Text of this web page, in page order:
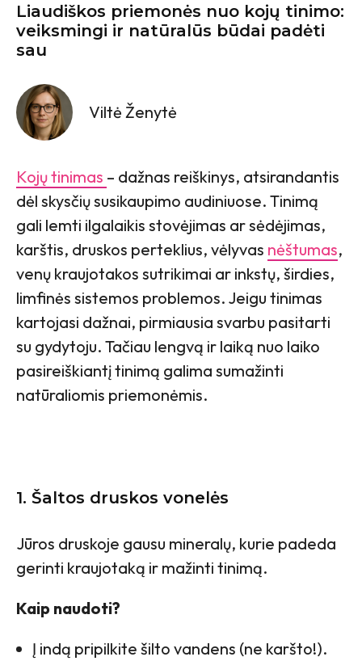
Liaudiškos priemonės nuo kojų tinimo:
veiksmingi ir natūralūs būdai padėti
sau
Viltė Ženytė
Kojų tinimas – dažnas reiškinys, atsirandantis
dėl skysčių susikaupimo audiniuose. Tinimą
gali lemti ilgalaikis stovėjimas ar sėdėjimas,
karštis, druskos perteklius, vėlyvas nėštumas,
venų kraujotakos sutrikimai ar inkstų, širdies,
limfinės sistemos problemos. Jeigu tinimas
kartojasi dažnai, pirmiausia svarbu pasitarti
su gydytoju. Tačiau lengvą ir laiką nuo laiko
pasireiškiantį tinimą galima sumažinti
natūraliomis priemonėmis.
1. Šaltos druskos vonelės
Jūros druskoje gausu mineralų, kurie padeda
gerinti kraujotaką ir mažinti tinimą.
Kaip naudoti?
Į indą pripilkite šilto vandens (ne karšto!).